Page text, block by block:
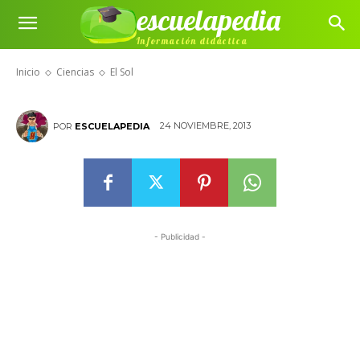
escuelapedia
Información didáctica
Inicio Ciencias El Sol
El Sol
POR ESCUELAPEDIA 24 NOVIEMBRE, 2013
- Publicidad -